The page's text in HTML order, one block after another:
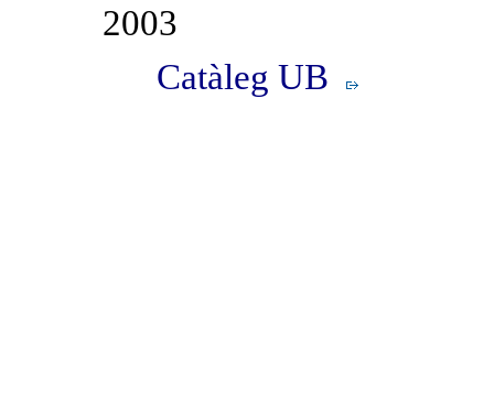
2003
Catàleg UB